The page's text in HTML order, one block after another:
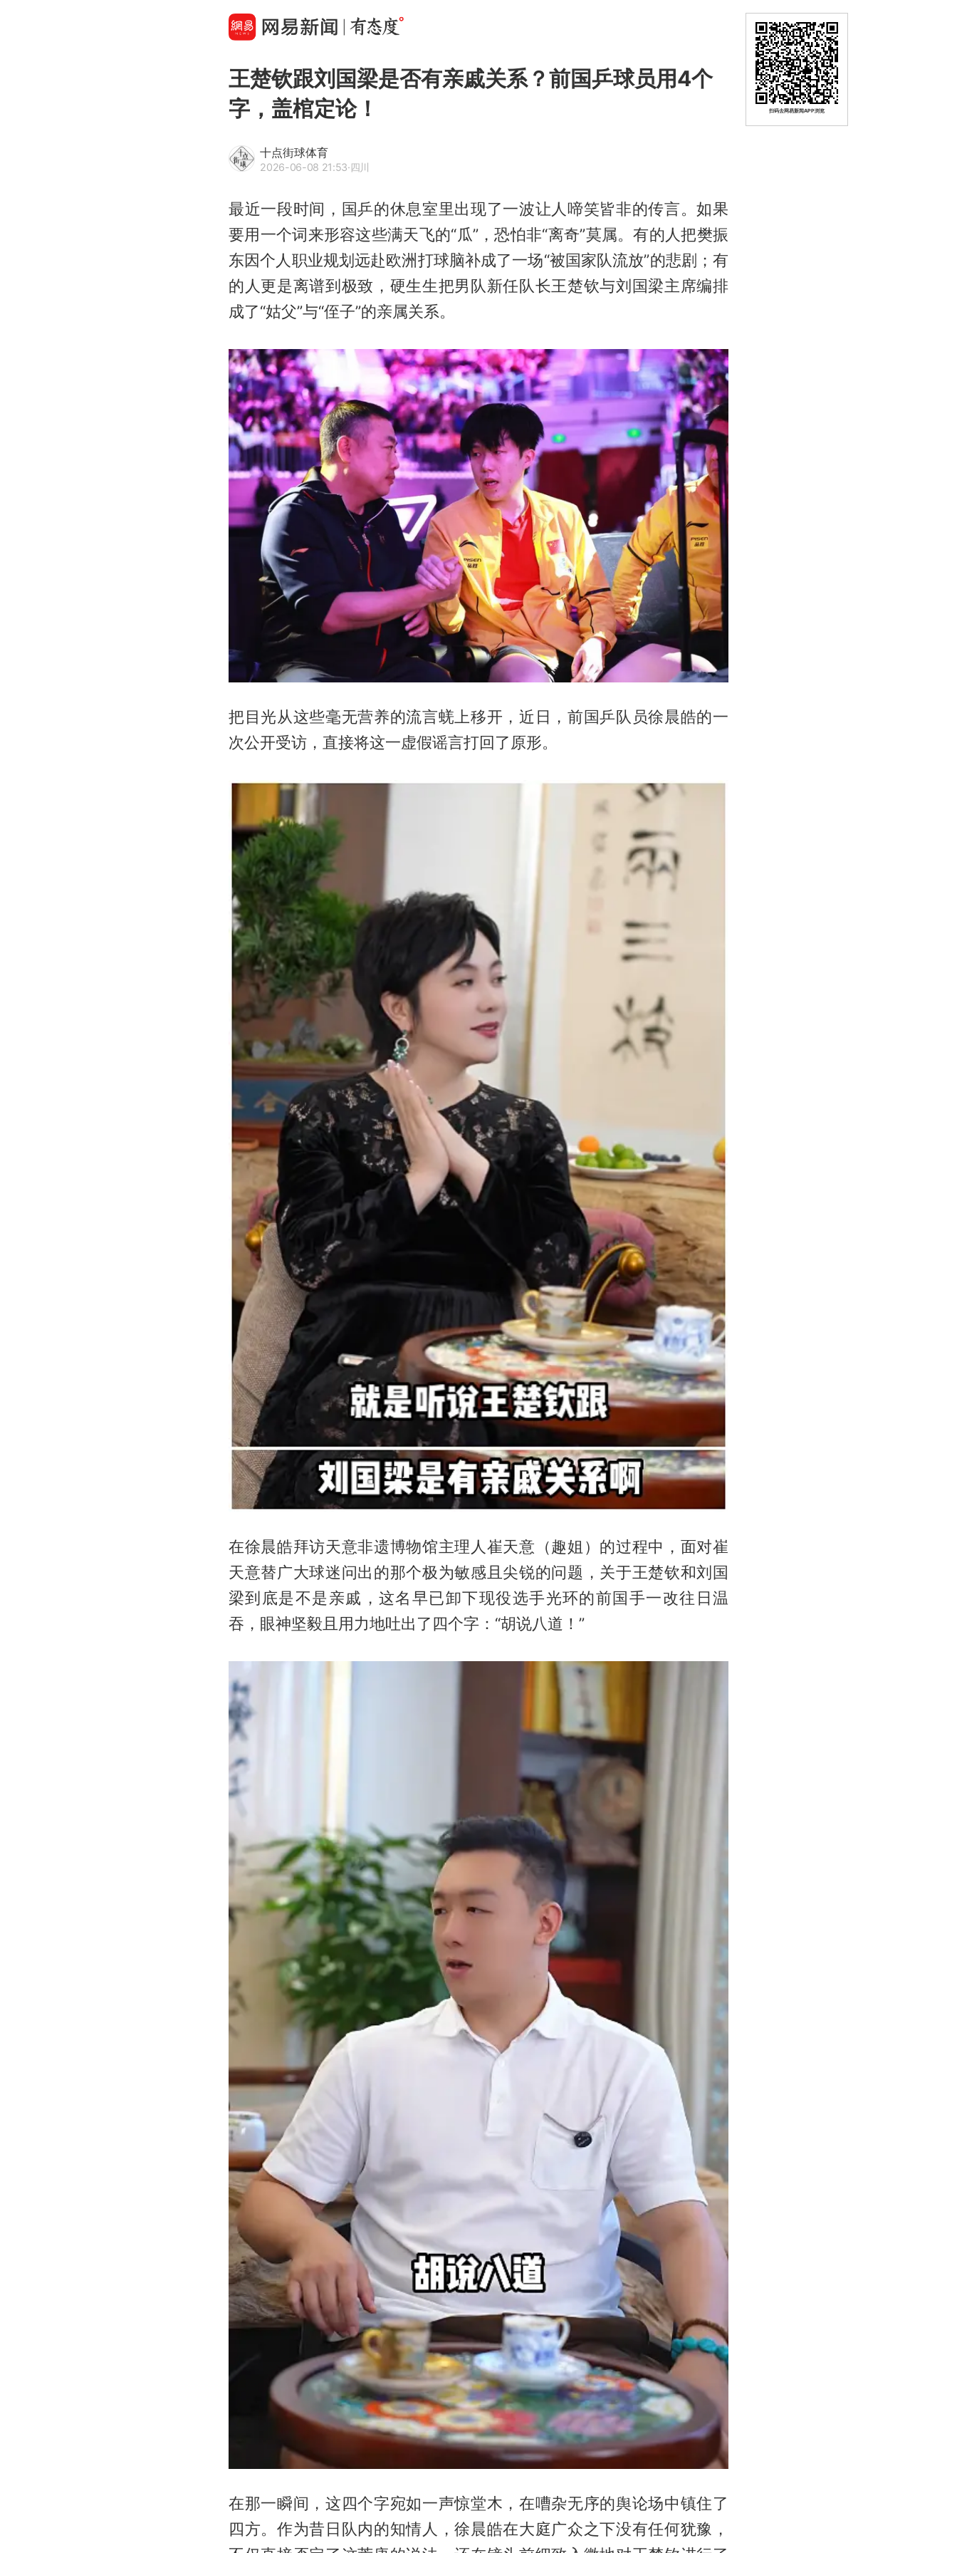
王楚钦跟刘国梁是否有亲戚关系？前国乒球员用4个
字，盖棺定论！
十点街球体育
2026-06-08 21:53·四川
最近一段时间，国乒的休息室里出现了一波让人啼笑皆非的传言。如果
要用一个词来形容这些满天飞的“瓜”，恐怕非“离奇”莫属。有的人把樊振
东因个人职业规划远赴欧洲打球脑补成了一场“被国家队流放”的悲剧；有
的人更是离谱到极致，硬生生把男队新任队长王楚钦与刘国梁主席编排
成了“姑父”与“侄子”的亲属关系。
把目光从这些毫无营养的流言蜣上移开，近日，前国乒队员徐晨皓的一
次公开受访，直接将这一虚假谣言打回了原形。
在徐晨皓拜访天意非遗博物馆主理人崔天意（趣姐）的过程中，面对崔
天意替广大球迷问出的那个极为敏感且尖锐的问题，关于王楚钦和刘国
梁到底是不是亲戚，这名早已卸下现役选手光环的前国手一改往日温
吞，眼神坚毅且用力地吐出了四个字：“胡说八道！”
在那一瞬间，这四个字宛如一声惊堂木，在嘈杂无序的舆论场中镇住了
四方。作为昔日队内的知情人，徐晨皓在大庭广众之下没有任何犹豫，
扫码去网易新闻APP浏览